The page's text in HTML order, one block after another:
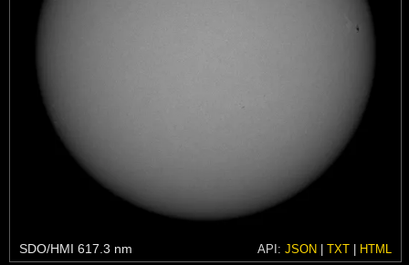
SDO/HMI 617.3 nm API: JSON | TXT | HTML